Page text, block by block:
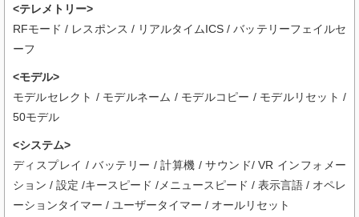
<テレメトリー>
RFモード / レスポンス / リアルタイムICS / バッテリーフェイルセ
ーフ
<モデル>
モデルセレクト / モデルネーム / モデルコピー / モデルリセット /
50モデル
<システム>
ディスプレイ / バッテリー / 計算機 / サウンド/ VR インフォメー
ション / 設定 /キースピード /メニュースピード / 表示言語 / オペレ
ーションタイマー / ユーザータイマー / オールリセット